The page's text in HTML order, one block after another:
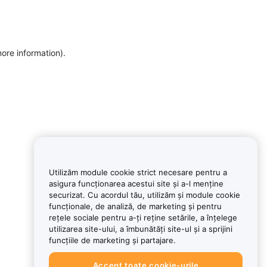
information).
Utilizăm module cookie strict necesare pentru a
asigura funcționarea acestui site și a-l menține
securizat. Cu acordul tău, utilizăm și module cookie
funcționale, de analiză, de marketing și pentru
rețele sociale pentru a-ți reține setările, a înțelege
utilizarea site-ului, a îmbunătăți site-ul și a sprijini
funcțiile de marketing și partajare.